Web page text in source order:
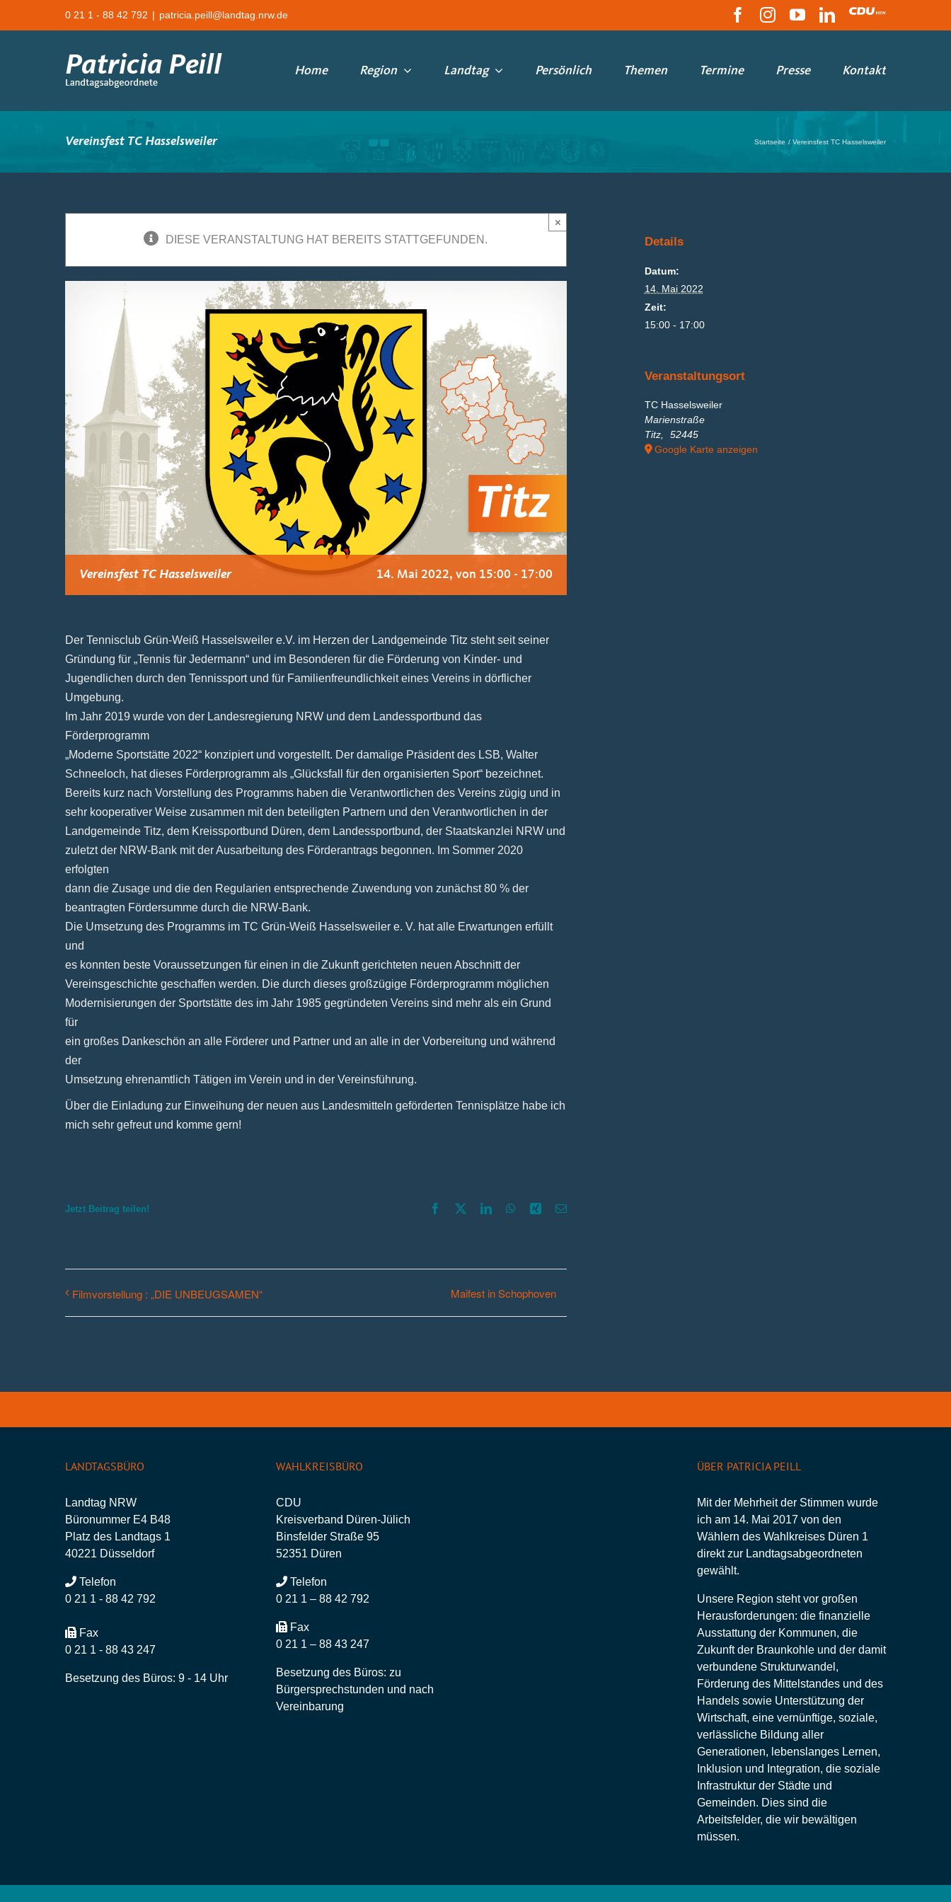
0 21 1 - 88 42 792 | patricia.peill@landtag.nrw.de Facebook
Instagram
YouTubeLinkedIn
CDU
Home Region Landtag Persönlich Themen Termine Presse Kontakt
Vereinsfest TC Hasselsweiler Startseite Vereinsfest TC Hasselsweiler
DIESE VERANSTALTUNG HAT BEREITS STATTGEFUNDEN.
×
Vereinsfest TC Hasselsweiler 14. Mai 2022, von 15:00 - 17:00
Der Tennisclub Grün-Weiß Hasselsweiler e.V. im Herzen der Landgemeinde Titz steht seit seiner
Gründung für „Tennis für Jedermann“ und im Besonderen für die Förderung von Kinder- und
Jugendlichen durch den Tennissport und für Familienfreundlichkeit eines Vereins in dörflicher
Umgebung.
Im Jahr 2019 wurde von der Landesregierung NRW und dem Landessportbund das
Förderprogramm
„Moderne Sportstätte 2022“ konzipiert und vorgestellt. Der damalige Präsident des LSB, Walter
Schneeloch, hat dieses Förderprogramm als „Glücksfall für den organisierten Sport“ bezeichnet.
Bereits kurz nach Vorstellung des Programms haben die Verantwortlichen des Vereins zügig und in
sehr kooperativer Weise zusammen mit den beteiligten Partnern und den Verantwortlichen in der
Landgemeinde Titz, dem Kreissportbund Düren, dem Landessportbund, der Staatskanzlei NRW und
zuletzt der NRW-Bank mit der Ausarbeitung des Förderantrags begonnen. Im Sommer 2020
erfolgten
dann die Zusage und die den Regularien entsprechende Zuwendung von zunächst 80 % der
beantragten Fördersumme durch die NRW-Bank.
Die Umsetzung des Programms im TC Grün-Weiß Hasselsweiler e. V. hat alle Erwartungen erfüllt
und
es konnten beste Voraussetzungen für einen in die Zukunft gerichteten neuen Abschnitt der
Vereinsgeschichte geschaffen werden. Die durch dieses großzügige Förderprogramm möglichen
Modernisierungen der Sportstätte des im Jahr 1985 gegründeten Vereins sind mehr als ein Grund
für
ein großes Dankeschön an alle Förderer und Partner und an alle in der Vorbereitung und während
der
Umsetzung ehrenamtlich Tätigen im Verein und in der Vereinsführung.
Über die Einladung zur Einweihung der neuen aus Landesmitteln geförderten Tennisplätze habe ich
mich sehr gefreut und komme gern!
Jetzt Beitrag teilen! Facebook
X LinkedInWhatsApp
Xing E-
Filmvorstellung : „DIE UNBEUGSAMEN“ Maifest in Schophoven
Details
Datum:
14. Mai 2022
Zeit:
15:00 - 17:00
Veranstaltungsort
TC Hasselsweiler
Marienstraße
Titz,
52445
Google Karte anzeigen
LANDTAGSBÜRO
Landtag NRW
Büronummer E4 B48
Platz des Landtags 1
40221 Düsseldorf
Telefon
0 21 1 - 88 42 792
Fax
0 21 1 - 88 43 247
Besetzung des Büros: 9 - 14 Uhr
WAHLKREISBÜRO
CDU
Kreisverband Düren-Jülich
Binsfelder Straße 95
52351 Düren
Telefon
0 21 1 – 88 42 792
Fax
0 21 1 – 88 43 247
Besetzung des Büros: zu
Bürgersprechstunden und nach
Vereinbarung
ÜBER PATRICIA PEILL
Mit der Mehrheit der Stimmen wurde
ich am 14. Mai 2017 von den
Wählern des Wahlkreises Düren 1
direkt zur Landtagsabgeordneten
gewählt.
Unsere Region steht vor großen
Herausforderungen: die finanzielle
Ausstattung der Kommunen, die
Zukunft der Braunkohle und der damit
verbundene Strukturwandel,
Förderung des Mittelstandes und des
Handels sowie Unterstützung der
Wirtschaft, eine vernünftige, soziale,
verlässliche Bildung aller
Generationen, lebenslanges Lernen,
Inklusion und Integration, die soziale
Infrastruktur der Städte und
Gemeinden. Dies sind die
Arbeitsfelder, die wir bewältigen
müssen.